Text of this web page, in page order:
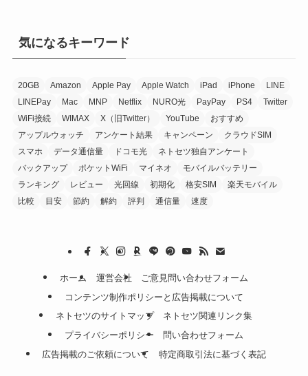
気になるキーワード
20GB Amazon Apple Pay Apple Watch iPad iPhone
LINE
LINEPay
Mac MNP Netflix NURO光 PayPay PS4
Twitter
WiFi接続
WIMAX X（旧Twitter） YouTube
おすすめ
アップルウォッチ
アンケート結果 キャンペーン
クラウドSIM
スマホ
データ通信量 ドコモ光
ネトセツ独自アンケート
バックアップ
ポケットWiFi マイネオ
モバイルバッテリー
ランキング
レビュー 光回線 初期化 格安SIM
楽天モバイル
比較
目安 節約 解約 評判 通信量 速度
ホーム 運営会社
ご意見問い合わせフォーム
コンテンツ制作ポリシーと広告掲載について
ネトセツのサイトマップ
ネトセツ関連リンク集
プライバシーポリシー
問い合わせフォーム
広告掲載のご依頼について
特定商取引法に基づく表記